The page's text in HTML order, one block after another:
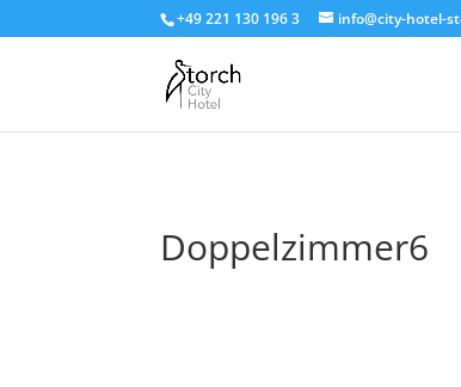
+49 221 130 196 3 info@city-hotel-
Doppelzimmer6